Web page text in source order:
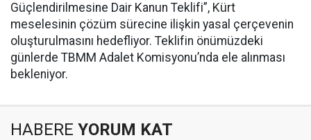
Güçlendirilmesine Dair Kanun Teklifi”, Kürt
meselesinin çözüm sürecine ilişkin yasal çerçevenin
oluşturulmasını hedefliyor. Teklifin önümüzdeki
günlerde TBMM Adalet Komisyonu’nda ele alınması
bekleniyor.
HABERE YORUM KAT